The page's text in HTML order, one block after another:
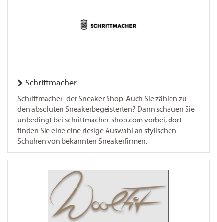
Schrittmacher
Schrittmacher- der Sneaker Shop. Auch Sie zählen zu
den absoluten Sneakerbegeisterten? Dann schauen Sie
unbedingt bei schrittmacher-shop.com vorbei, dort
finden Sie eine eine riesige Auswahl an stylischen
Schuhen von bekannten Sneakerfirmen.